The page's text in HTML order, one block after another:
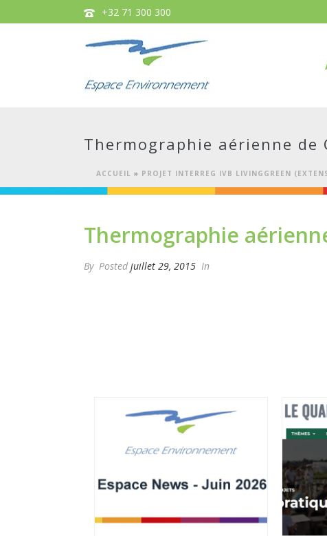
+32 71 300 300
Thermographie aérienne de
ACCUEIL » PROJET INTERREG IVB LIVINGGREEN
Thermographie
By Posted juillet 29, 2015 In